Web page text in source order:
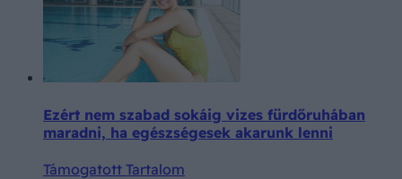
Ezért nem szabad sokáig vizes fürdőruhában
maradni, ha egészségesek akarunk lenni
Támogatott Tartalom